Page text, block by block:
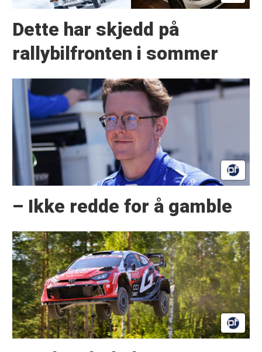
Dette har skjedd på
rallybilfronten i sommer
– Ikke redde for å gamble